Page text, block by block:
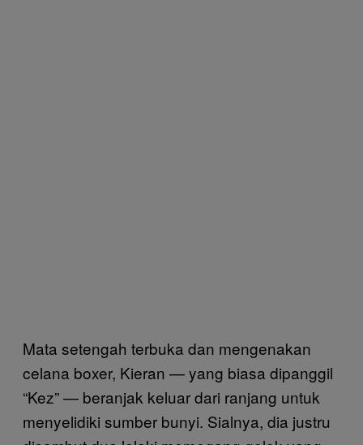
Mata setengah terbuka dan mengenakan
celana boxer, Kieran — yang biasa dipanggil
“Kez” — beranjak keluar dari ranjang untuk
menyelidiki sumber bunyi. Sialnya, dia justru